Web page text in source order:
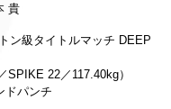
貴
ン級タイトルマッチ DEEP
22／117.40kg）
ドパンチ